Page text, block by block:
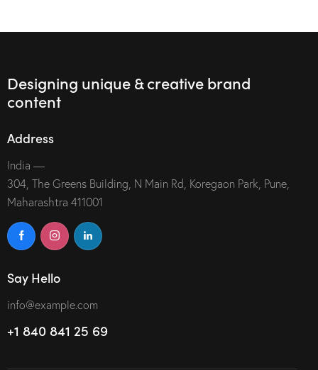
Designing unique & creative brand
content
Address
India —
304, The Greens Building, N Main Rd, Koregaon Park, Pune,
Maharashtra 411001
Say Hello
info@example.com
+1 840 841 25 69